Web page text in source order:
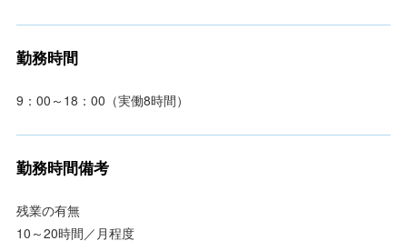
勤務時間
9：00～18：00（実働8時間）
勤務時間備考
残業の有無
10～20時間／月程度